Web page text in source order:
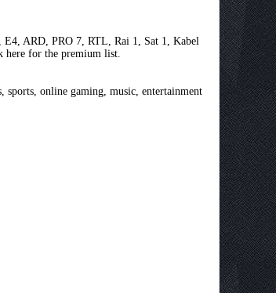
ARD, PRO 7, RTL, Rai 1, Sat 1, Kabel
here for the premium list.
sports, online gaming, music, entertainment